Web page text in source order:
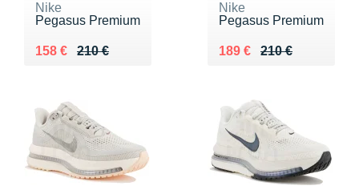
Nike
Pegasus Premium
210 €
Au lieu de 210 €
158 €
Vendu 158 €
Nike
Pegasus Premium
210 €
Au lieu de 210 €
189 €
Vendu 189 €